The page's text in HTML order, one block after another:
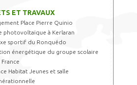
ET TRAVAUX
Place Pierre Quinio
photovoltaïque à Kerlaran
sportif du Ronquédo
énergétique du groupe scolaire
Habitat Jeunes et salle